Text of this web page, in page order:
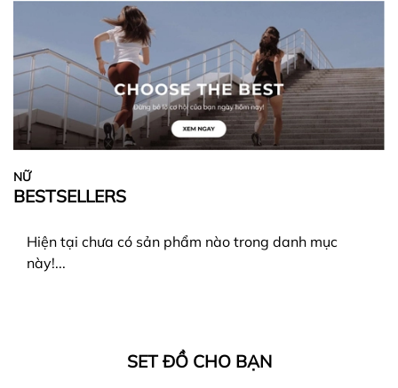
NỮ
BESTSELLERS
Hiện tại chưa có sản phẩm nào trong danh mục
này!...
SET ĐỒ CHO BẠN